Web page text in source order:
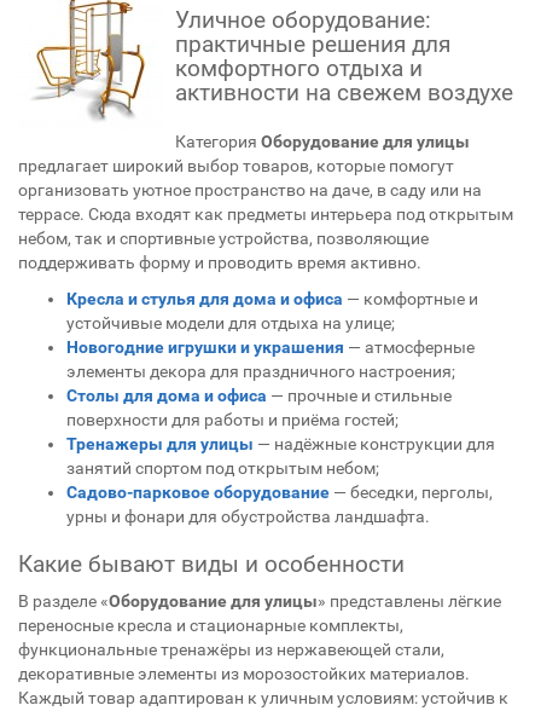
Уличное оборудование:
практичные решения для
комфортного отдыха и
активности на свежем воздухе
Категория Оборудование для улицы
предлагает широкий выбор товаров, которые помогут
организовать уютное пространство на даче, в саду или на
террасе. Сюда входят как предметы интерьера под открытым
небом, так и спортивные устройства, позволяющие
поддерживать форму и проводить время активно.
Кресла и стулья для дома и офиса — комфортные и
устойчивые модели для отдыха на улице;
Новогодние игрушки и украшения — атмосферные
элементы декора для праздничного настроения;
Столы для дома и офиса — прочные и стильные
поверхности для работы и приёма гостей;
Тренажеры для улицы — надёжные конструкции для
занятий спортом под открытым небом;
Садово-парковое оборудование — беседки, перголы,
урны и фонари для обустройства ландшафта.
Какие бывают виды и особенности
В разделе «Оборудование для улицы» представлены лёгкие
переносные кресла и стационарные комплекты,
функциональные тренажёры из нержавеющей стали,
декоративные элементы из морозостойких материалов.
Каждый товар адаптирован к уличным условиям: устойчив к